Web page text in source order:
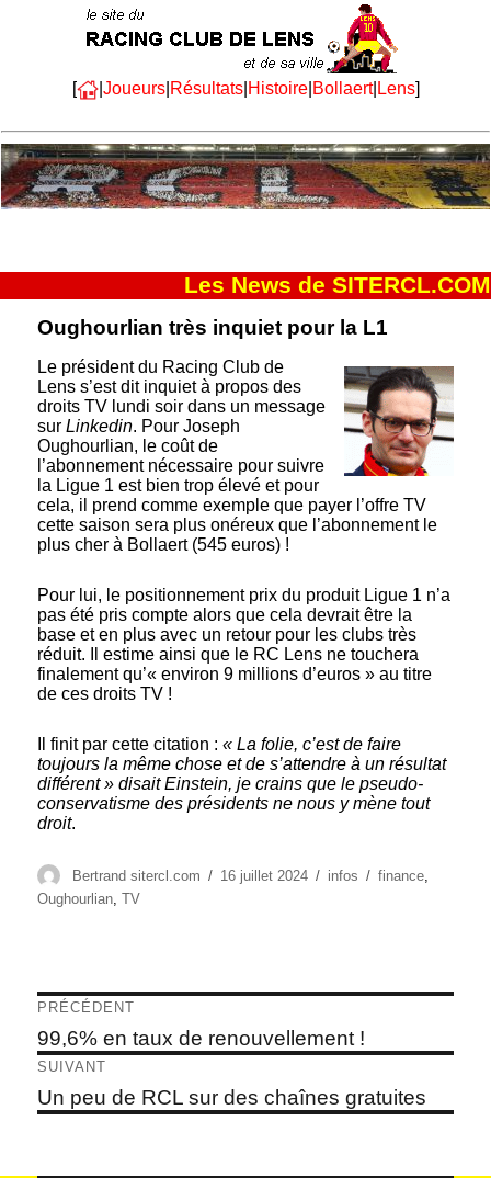
[ | Joueurs| Résultats| Histoire| Bollaert| Lens]
Les News de SITERCL.COM
Oughourlian très inquiet pour la L1
Le président du Racing Club de
Lens s’est dit inquiet à propos des
droits TV lundi soir dans un message
surLinkedin. Pour Joseph
Oughourlian, le coût de
l’abonnement nécessaire pour suivre
la Ligue 1 est bien trop élevé et pour
cela, il prend comme exemple que payer l’offre TV
cette saison sera plus onéreux que l’abonnement le
plus cher à Bollaert (545 euros) !
Pour lui, le positionnement prix du produit Ligue 1 n’a
pas été pris compte alors que cela devrait être la
base et en plus avec un retour pour les clubs très
réduit. Il estime ainsi que le RC Lens ne touchera
finalement qu’« environ 9 millions d’euros » au titre
de ces droits TV !
Il finit par cette citation :« La folie, c’est de faire
toujours la même chose et de s’attendre à un résultat
différent » disait Einstein, je crains que le pseudo-
conservatisme des présidents ne nous y mène tout
droit.
Auteur
Bertrand sitercl.com
Publié
16 juillet 2024 Catégories
infos Étiquettes
finance
Oughourlian,TV
Navigation
de
l’article
PRÉCÉDENT
Article
précédent :
99,6% en taux de renouvellement !
SUIVANT
Article
suivant :
Un peu de RCL sur des chaînes gratuites